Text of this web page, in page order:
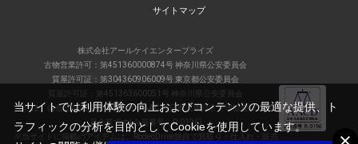
サイトマップ
株式会社アールケイエンタープライズ
古物営業許可：第451360000874号 神奈川県公安委員会
質屋許可証：第304360906009号 東京都公安委員会
質屋許可証：第451363600051号 神奈川県公安委員会
当店は、偽造品の流通防止を目指すAACD(日本流通自主管理協会)の正会
員企業です(会員番号：R-0196)
※当サイトに掲載のアイテムは、RodeoDrive独自で買取り・仕入れ・販売
当サイトでは利用体験の向上およびコンテンツの最適な提供、ト
ラフィックの分析を目的としてCookieを使用しています。